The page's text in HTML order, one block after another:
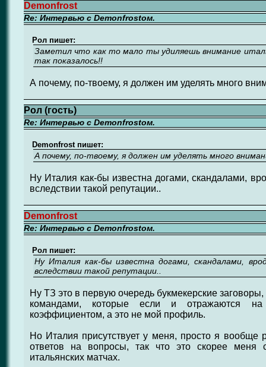
Demonfrost
Re: Интервью с Demonfrostом.
Рол пишет:
Заметил что как то мало ты удиляешь внимание
так показалось!!
А почему, по-твоему, я должен им уделять много
Рол (гость)
Re: Интервью с Demonfrostом.
Demonfrost пишет:
А почему, по-твоему, я должен им уделять много
Ну Италия как-бы известна догами, скандалами,
вследствии такой репутации..
Demonfrost
Re: Интервью с Demonfrostом.
Рол пишет:
Ну Италия как-бы известна догами, скандалами,
вследствии такой репутации..
Ну ТЗ это в первую очередь букмекерские
командами, которые если и отражаются
коэффициентом, а это не мой профиль.
Но Италия присутствует у меня, просто я
ответов на вопросы, так что это скорее меня
итальянских матчах.